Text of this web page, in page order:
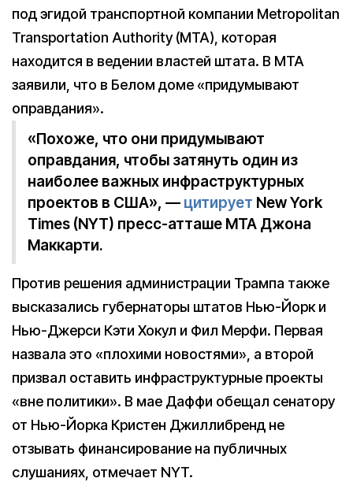
под эгидой транспортной компании Metropolitan
Transportation Authority (MTA), которая
находится в ведении властей штата. В MTA
заявили, что в Белом доме «придумывают
оправдания».
«Похоже, что они придумывают
оправдания, чтобы затянуть один из
наиболее важных инфраструктурных
проектов в США», — цитирует New York
Times (NYT) пресс-атташе MTA Джона
Маккарти.
Против решения администрации Трампа также
высказались губернаторы штатов Нью-Йорк и
Нью-Джерси Кэти Хокул и Фил Мерфи. Первая
назвала это «плохими новостями», а второй
призвал оставить инфраструктурные проекты
«вне политики». В мае Даффи обещал сенатору
от Нью-Йорка Кристен Джиллибренд не
отзывать финансирование на публичных
слушаниях, отмечает NYT.